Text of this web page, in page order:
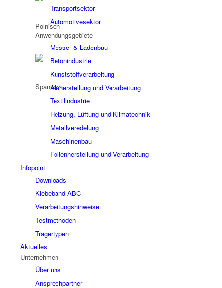
Transportsektor
Automotivesektor
Anwendungsgebiete
Messe- & Ladenbau
Betonindustrie
Kunststoffverarbeitung
Aluherstellung und Verarbeitung
Textilindustrie
Heizung, Lüftung und Klimatechnik
Metallveredelung
Maschinenbau
Folienherstellung und Verarbeitung
Infopoint
Downloads
Klebeband-ABC
Verarbeitungshinweise
Testmethoden
Trägertypen
Aktuelles
Unternehmen
Über uns
Ansprechpartner